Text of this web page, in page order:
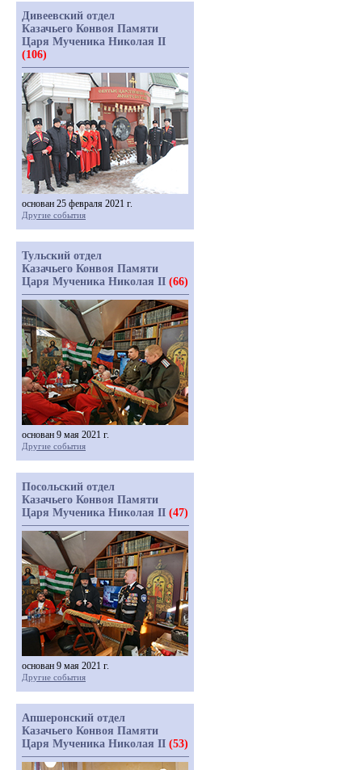
Дивеевский отдел
Казачьего Конвоя Памяти
Царя Мученика Николая II
(106)
основан 25 февраля 2021 г.
Другие события
Тульский отдел
Казачьего Конвоя Памяти
Царя Мученика Николая II (66)
основан 9 мая 2021 г.
Другие события
Посольский отдел
Казачьего Конвоя Памяти
Царя Мученика Николая II (47)
основан 9 мая 2021 г.
Другие события
Апшеронский отдел
Казачьего Конвоя Памяти
Царя Мученика Николая II (53)